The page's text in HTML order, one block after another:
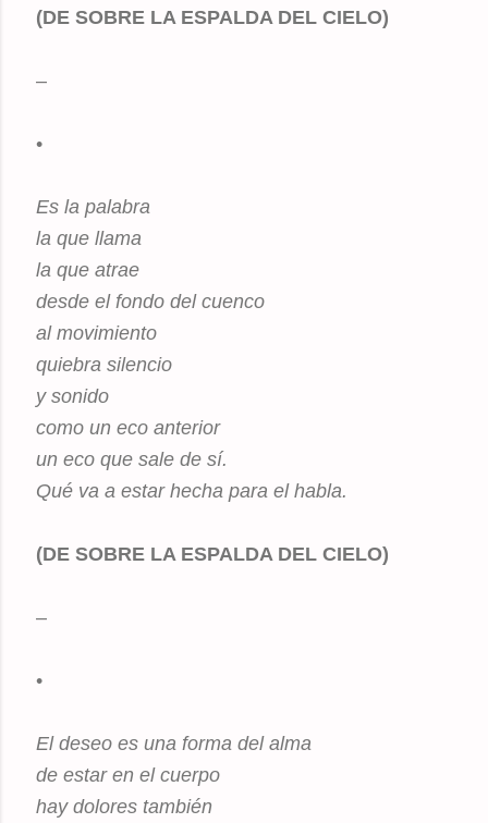
(DE SOBRE LA ESPALDA DEL CIELO)
–
•
Es la palabra
la que llama
la que atrae
desde el fondo del cuenco
al movimiento
quiebra silencio
y sonido
como un eco anterior
un eco que sale de sí.
Qué va a estar hecha para el habla.
(DE SOBRE LA ESPALDA DEL CIELO)
–
•
El deseo es una forma del alma
de estar en el cuerpo
hay dolores también